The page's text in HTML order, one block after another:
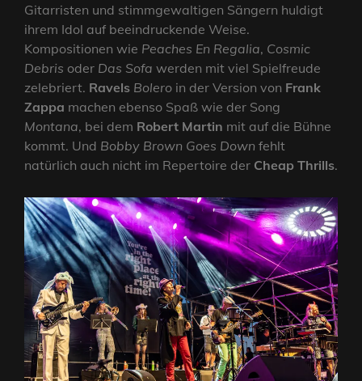
Gitarristen und stimmgewaltigen Sängern huldigt
ihrem Idol auf beeindruckende Weise.
Kompositionen wie Peaches En Regalia, Cosmic
Debris oder Das Sofa werden mit viel Spielfreude
zelebriert. Ravels Bolero in der Version von Frank
Zappa machen ebenso Spaß wie der Song
Montana, bei dem Robert Martin mit auf die Bühne
kommt. Und Bobby Brown Goes Down fehlt
natürlich auch nicht im Repertoire der Cheap Thrills.